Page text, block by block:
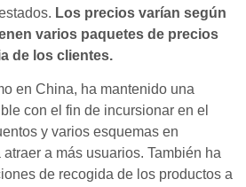
Los precios varían según
varios paquetes de precios
de los clientes.
en China, ha mantenido una
con el fin de incursionar en el
y varios esquemas en
a más usuarios. También ha
de recogida de los productos a